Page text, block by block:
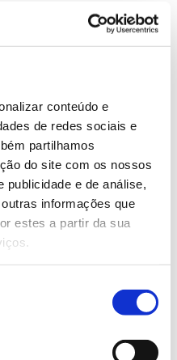
conteúdo e
de redes sociais e
partilhamos
do site com os nossos
e de análise,
informações que
estes a partir da sua
guiadas, e abrange
como a Estufa Fria, o
Mor, os Jardins da
Bento, entre vários
espécies em risco: